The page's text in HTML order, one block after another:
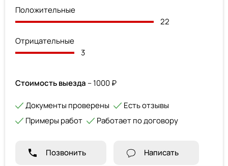
Положительные
22
Отрицательные
3
Стоимость выезда – 1000 ₽
Документы проверены
Есть отзывы
Примеры работ
Работает по договору
Позвонить Написать